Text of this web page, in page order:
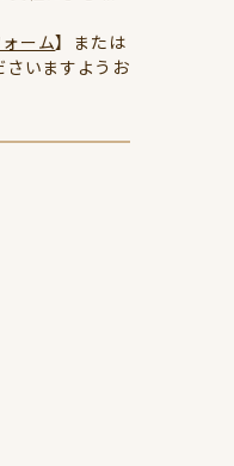
ーム】または
いますようお